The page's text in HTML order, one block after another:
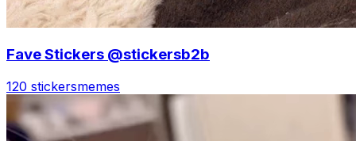
Fave Stickers @stickersb2b
120 stickersmemes